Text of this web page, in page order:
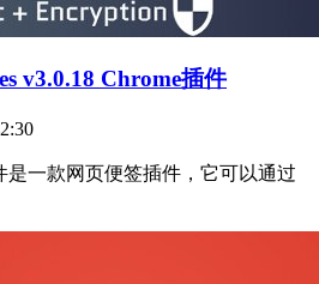
v3.0.18 Chrome插件
是一款网页便签插件，它可以通过